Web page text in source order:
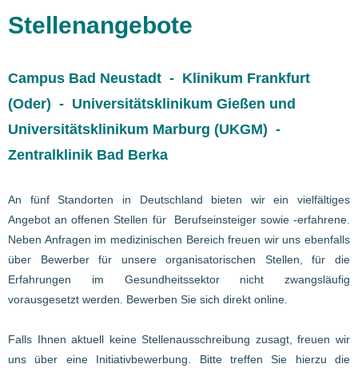
Stellenangebote
Campus Bad Neustadt - Klinikum Frankfurt
(Oder) - Universitätsklinikum Gießen und
Universitätsklinikum Marburg (UKGM) -
Zentralklinik Bad Berka
An fünf Standorten in Deutschland bieten wir ein vielfältiges
Angebot an offenen Stellen für Berufseinsteiger sowie -erfahrene.
Neben Anfragen im medizinischen Bereich freuen wir uns ebenfalls
über Bewerber für unsere organisatorischen Stellen, für die
Erfahrungen im Gesundheitssektor nicht zwangsläufig
vorausgesetzt werden. Bewerben Sie sich direkt online.
Falls Ihnen aktuell keine Stellenausschreibung zusagt, freuen wir
uns über eine Initiativbewerbung. Bitte treffen Sie hierzu die